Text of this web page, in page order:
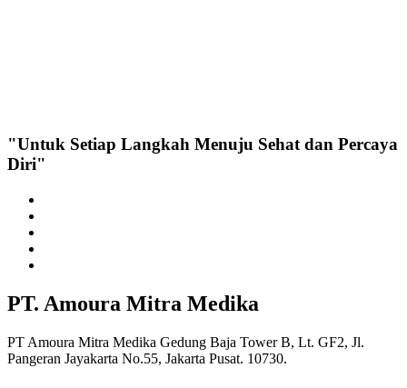
"Untuk Setiap Langkah Menuju Sehat dan Percaya
Diri"
PT. Amoura Mitra Medika
PT Amoura Mitra Medika Gedung Baja Tower B, Lt. GF2, Jl.
Pangeran Jayakarta No.55, Jakarta Pusat. 10730.